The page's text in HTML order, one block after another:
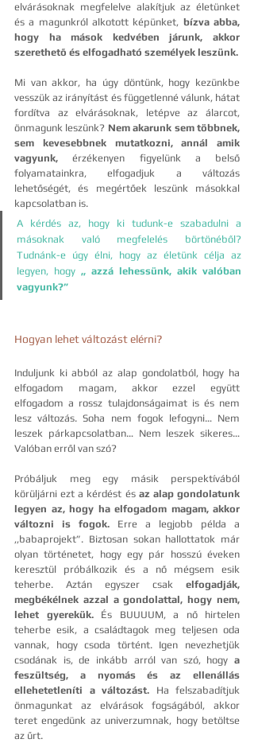
elvárásoknak megfelelve alakítjuk az életünket
és a magunkról alkotott képünket, bízva abba,
hogy ha mások kedvében járunk, akkor
szerethető és elfogadható személyek leszünk.
Mi van akkor, ha úgy döntünk, hogy kezünkbe
vesszük az irányítást és függetlenné válunk, hátat
fordítva az elvárásoknak, letépve az álarcot,
önmagunk leszünk? Nem akarunk sem többnek,
sem kevesebbnek mutatkozni, annál amik
vagyunk, érzékenyen figyelünk a belső
folyamatainkra, elfogadjuk a változás
lehetőségét, és megértőek leszünk másokkal
kapcsolatban is.
A kérdés az, hogy ki tudunk-e szabadulni a
másoknak való megfelelés börtönéből?
Tudnánk-e úgy élni, hogy az életünk célja az
legyen, hogy ,, azzá lehessünk, akik valóban
vagyunk?”
Hogyan lehet változást elérni?
Induljunk ki abból az alap gondolatból, hogy ha
elfogadom magam, akkor ezzel együtt
elfogadom a rossz tulajdonságaimat is és nem
lesz változás. Soha nem fogok lefogyni… Nem
leszek párkapcsolatban… Nem leszek sikeres…
Valóban erről van szó?
Próbáljuk meg egy másik perspektívából
körüljárni ezt a kérdést és az alap gondolatunk
legyen az, hogy ha elfogadom magam, akkor
változni is fogok. Erre a legjobb példa a
,,babaprojekt”. Biztosan sokan hallottatok már
olyan történetet, hogy egy pár hosszú éveken
keresztül próbálkozik és a nő mégsem esik
teherbe. Aztán egyszer csak elfogadják,
megbékélnek azzal a gondolattal, hogy nem,
lehet gyerekük. És BUUUUM, a nő hirtelen
teherbe esik, a családtagok meg teljesen oda
vannak, hogy csoda történt. Igen nevezhetjük
csodának is, de inkább arról van szó, hogy a
feszültség, a nyomás és az ellenállás
ellehetetleníti a változást. Ha felszabadítjuk
önmagunkat az elvárások fogságából, akkor
teret engedünk az univerzumnak, hogy betöltse
az űrt.